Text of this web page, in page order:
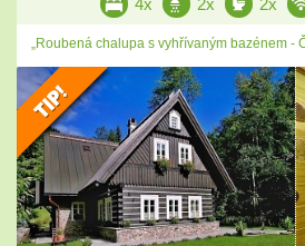
4x 2x 2x
„Roubená chalupa s vyhřívaným bazénem -